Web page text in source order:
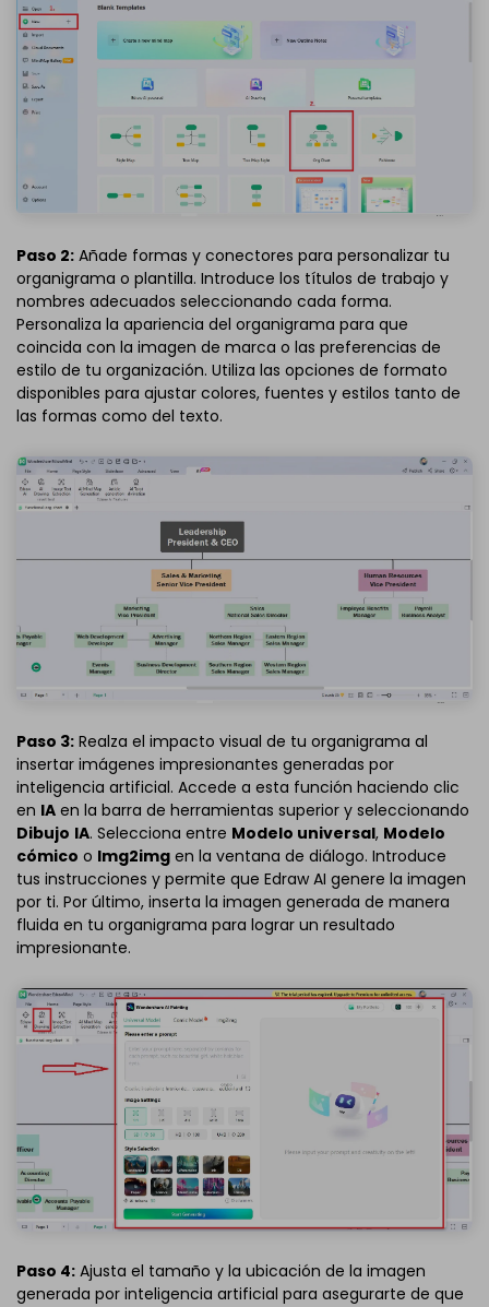
Paso 2: Añade formas y conectores para personalizar tu
organigrama o plantilla. Introduce los títulos de trabajo y
nombres adecuados seleccionando cada forma.
Personaliza la apariencia del organigrama para que
coincida con la imagen de marca o las preferencias de
estilo de tu organización. Utiliza las opciones de formato
disponibles para ajustar colores, fuentes y estilos tanto de
las formas como del texto.
Paso 3: Realza el impacto visual de tu organigrama al
insertar imágenes impresionantes generadas por
inteligencia artificial. Accede a esta función haciendo clic
en IA en la barra de herramientas superior y seleccionando
Dibujo IA. Selecciona entre Modelo universal, Modelo
cómico o Img2img en la ventana de diálogo. Introduce
tus instrucciones y permite que Edraw AI genere la imagen
por ti. Por último, inserta la imagen generada de manera
fluida en tu organigrama para lograr un resultado
impresionante.
Paso 4: Ajusta el tamaño y la ubicación de la imagen
generada por inteligencia artificial para asegurarte de que